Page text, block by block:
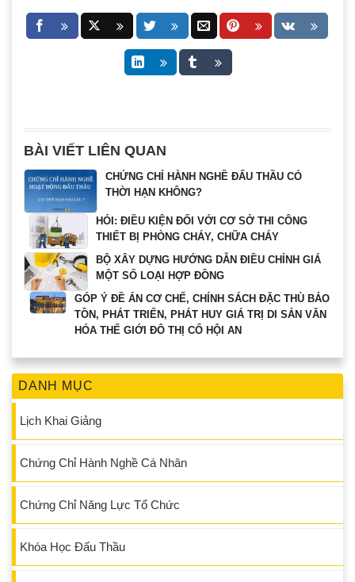
DANH MỤC
Lịch Khai Giảng
Chứng Chỉ Hành Nghề Cá Nhân
Chứng Chỉ Năng Lực Tổ Chức
Khóa Học Đấu Thầu
BÀI VIẾT LIÊN QUAN
CHỨNG CHỈ HÀNH NGHỀ ĐẤU THẦU CÓ
THỜI HẠN KHÔNG?
HỎI: ĐIỀU KIỆN ĐỐI VỚI CƠ SỞ THI CÔNG
THIẾT BỊ PHÒNG CHÁY, CHỮA CHÁY
BỘ XÂY DỰNG HƯỚNG DẪN ĐIỀU CHỈNH GIÁ
MỘT SỐ LOẠI HỢP ĐỒNG
GÓP Ý ĐỀ ÁN CƠ CHẾ, CHÍNH SÁCH ĐẶC THÙ BẢO
TỒN, PHÁT TRIỂN, PHÁT HUY GIÁ TRỊ DI SẢN VĂN
HÓA THẾ GIỚI ĐÔ THỊ CỔ HỘI AN